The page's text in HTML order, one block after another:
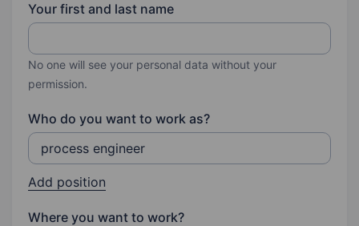
Your first and last name
No one will see your personal data without your
permission.
Who do you want to work as?
Add position
Where you want to work?